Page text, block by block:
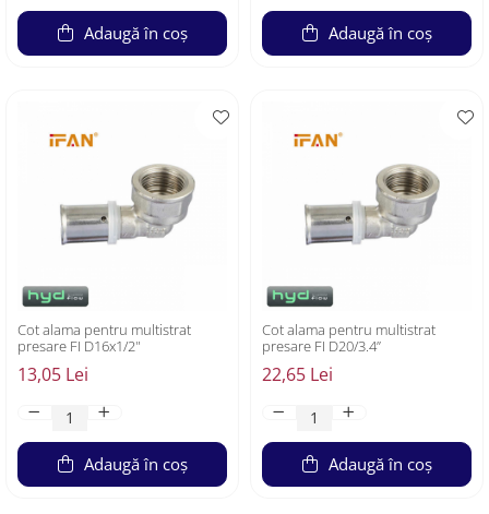
Adaugă în coș Adaugă în coș
Cot alama pentru multistrat
presare FI D16x1/2"
13,05 Lei
Adaugă în coș
Cot alama pentru multistrat
presare FI D20/3.4”
22,65 Lei
Adaugă în coș